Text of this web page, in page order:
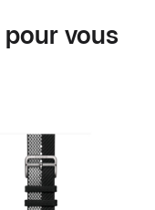
vous